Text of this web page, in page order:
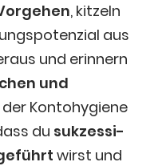
, kit­zeln
aus
und erin­nern
und
der Kon­to­hy­gie­ne
du suk­zes­si­
wirst und